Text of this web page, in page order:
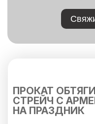
ПРОКАТ
СТРЕЙЧ С
НА ПРАЗДНИК